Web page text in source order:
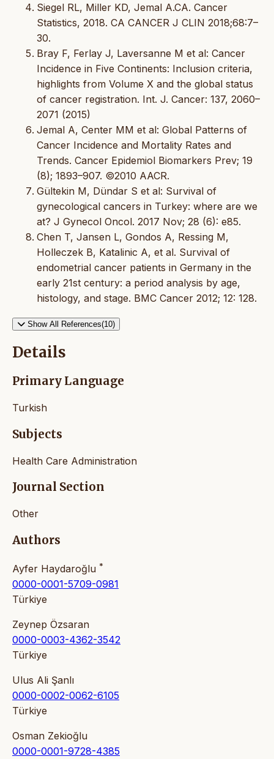
Siegel RL, Miller KD, Jemal A.CA. Cancer
Statistics, 2018. CA CANCER J CLIN 2018;68:7–
30.
Bray F, Ferlay J, Laversanne M et al: Cancer
Incidence in Five Continents: Inclusion criteria,
highlights from Volume X and the global status
of cancer registration. Int. J. Cancer: 137, 2060–
2071 (2015)
Jemal A, Center MM et al: Global Patterns of
Cancer Incidence and Mortality Rates and
Trends. Cancer Epidemiol Biomarkers Prev; 19
(8); 1893–907. ©2010 AACR.
Gültekin M, Dündar S et al: Survival of
gynecological cancers in Turkey: where are we
at? J Gynecol Oncol. 2017 Nov; 28 (6): e85.
Chen T, Jansen L, Gondos A, Ressing M,
Holleczek B, Katalinic A, et al. Survival of
endometrial cancer patients in Germany in the
early 21st century: a period analysis by age,
histology, and stage. BMC Cancer 2012; 12: 128.
Show All References(10)
Details
Primary Language
Turkish
Subjects
Health Care Administration
Journal Section
Other
Authors
Ayfer Haydaroğlu *
0000-0001-5709-0981
Türkiye
Zeynep Özsaran
0000-0003-4362-3542
Türkiye
Ulus Ali Şanlı
0000-0002-0062-6105
Türkiye
Osman Zekioğlu
0000-0001-9728-4385